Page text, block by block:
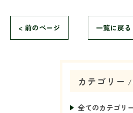
< 前のページ 一覧に戻る
カテゴリー
全てのカテゴリ